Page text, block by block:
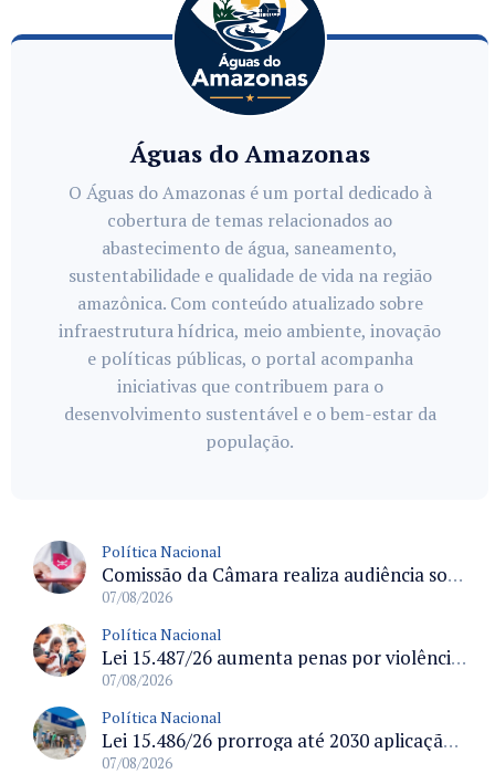
Águas do Amazonas
O Águas do Amazonas é um portal dedicado à
cobertura de temas relacionados ao
abastecimento de água, saneamento,
sustentabilidade e qualidade de vida na região
amazônica. Com conteúdo atualizado sobre
infraestrutura hídrica, meio ambiente, inovação
e políticas públicas, o portal acompanha
iniciativas que contribuem para o
desenvolvimento sustentável e o bem-estar da
população.
Política Nacional
Comissão da Câmara realiza audiência sobre apostas online para medir o tamanho do mercado ilegal
07/08/2026
Política Nacional
Lei 15.487/26 aumenta penas por violência sexual digital contra crianças e adolescentes e autoriza ronda virtual para investigação
07/08/2026
Política Nacional
Lei 15.486/26 prorroga até 2030 aplicação do FGTS em crédito para hospitais filantrópicos e santas casas
07/08/2026